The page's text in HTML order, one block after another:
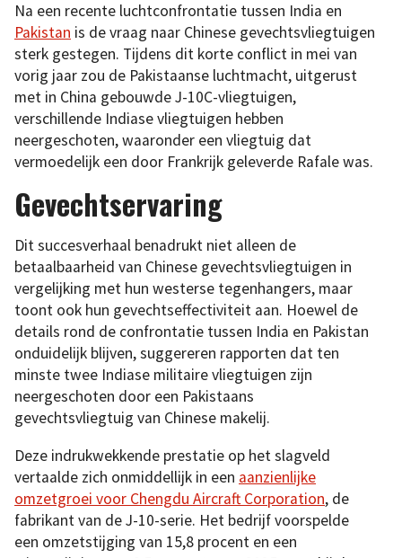
Na een recente luchtconfrontatie tussen India en
Pakistan is de vraag naar Chinese gevechtsvliegtuigen
sterk gestegen. Tijdens dit korte conflict in mei van
vorig jaar zou de Pakistaanse luchtmacht, uitgerust
met in China gebouwde J-10C-vliegtuigen,
verschillende Indiase vliegtuigen hebben
neergeschoten, waaronder een vliegtuig dat
vermoedelijk een door Frankrijk geleverde Rafale was.
Gevechtservaring
Dit succesverhaal benadrukt niet alleen de
betaalbaarheid van Chinese gevechtsvliegtuigen in
vergelijking met hun westerse tegenhangers, maar
toont ook hun gevechtseffectiviteit aan. Hoewel de
details rond de confrontatie tussen India en Pakistan
onduidelijk blijven, suggereren rapporten dat ten
minste twee Indiase militaire vliegtuigen zijn
neergeschoten door een Pakistaans
gevechtsvliegtuig van Chinese makelij.
Deze indrukwekkende prestatie op het slagveld
vertaalde zich onmiddellijk in een aanzienlijke
omzetgroei voor Chengdu Aircraft Corporation, de
fabrikant van de J-10-serie. Het bedrijf voorspelde
een omzetstijging van 15,8 procent en een